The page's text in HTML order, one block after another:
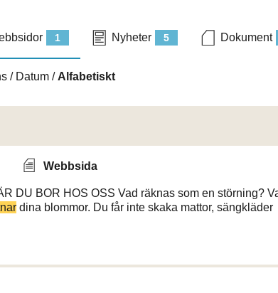
1 5
Nyheter Dokument
/ Datum / Alfabetiskt
Webbsida
DU BOR HOS OSS Vad räknas som en störning?
dina blommor. Du får inte skaka mattor, sängkläder